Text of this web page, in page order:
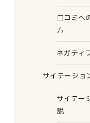
口コミへ
方
ネガティ
サイテーショ
サイテー
説